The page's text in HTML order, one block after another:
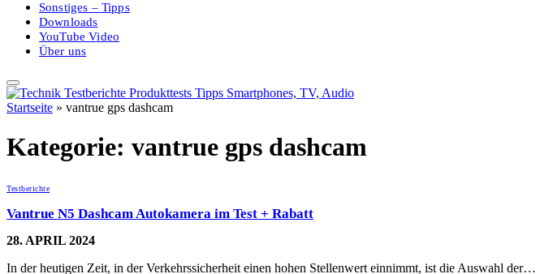
Sonstiges – Tipps
Downloads
YouTube Video
Über uns
Startseite » vantrue gps dashcam
Kategorie: vantrue gps dashcam
Testberichte
Vantrue N5 Dashcam Autokamera im Test + Rabatt
28. APRIL 2024
In der heutigen Zeit, in der Verkehrssicherheit einen hohen Stellenwert einnimmt, ist die Auswahl der…